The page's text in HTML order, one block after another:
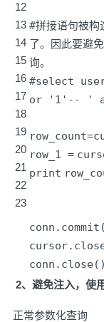
12
13
14
15
16
17
18
19
20
21
22
23
#拼接语句被构
了。因此要避
询。
#select
or '1'-- '
row_count=
row_1 =
print
conn.close()
2、避免注入，使
正常参数化查询